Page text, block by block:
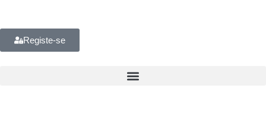
Registe-se